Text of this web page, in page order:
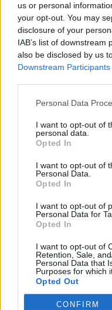
us or personal
your opt-out. You may
disclosure of your
IAB’s list of
also be disclosed by us
Downstream Participants
Personal Data
I want to opt-out of
personal data.
Opted In
I want to opt-out of
Personal Data.
Opted In
I want to opt-out of
Personal Data for
Opted In
I want to opt-out of
Retention, Sale,
Personal Data that
Purposes for which
Opted Out
CONFIRM
ΤΟΠΙΚΑ
Ά ΕΠΣΑ-
στην
Πάτησαν
(φωτο)
Πόλο: